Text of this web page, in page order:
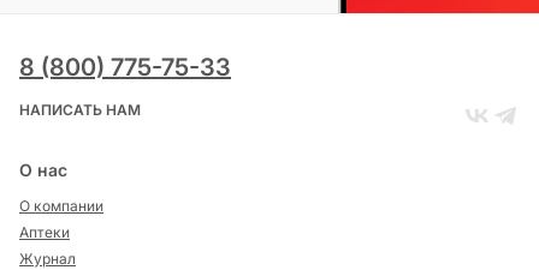
8 (800) 775-75-33
НАПИСАТЬ НАМ
О нас
О компании
Аптеки
Журнал